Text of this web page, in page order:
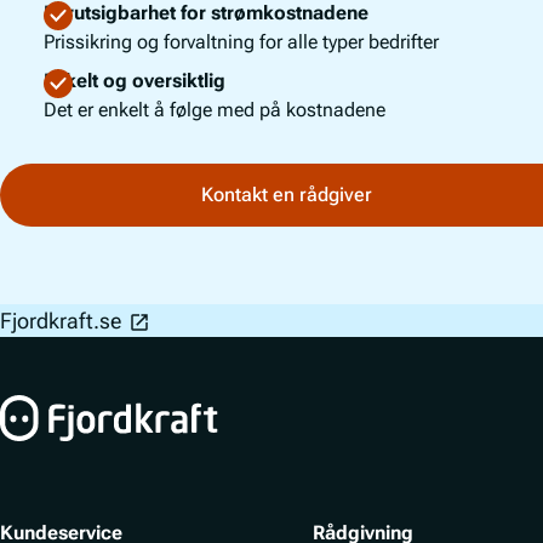
Forutsigbarhet for strømkostnadene
Prissikring og forvaltning for alle typer bedrifter
Enkelt og oversiktlig
Det er enkelt å følge med på kostnadene
Kontakt en rådgiver
Bunnfelt navigasjon
Fjordkraft.se
Kundeservice Rådgivning